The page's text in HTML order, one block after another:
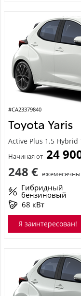
#CA23379840
Toyota Yaris
Active Plus 1.5 Hybrid
Начиная от 24
248 €
Гибридный
бензиновый
68 кВт
Я заинтересован!